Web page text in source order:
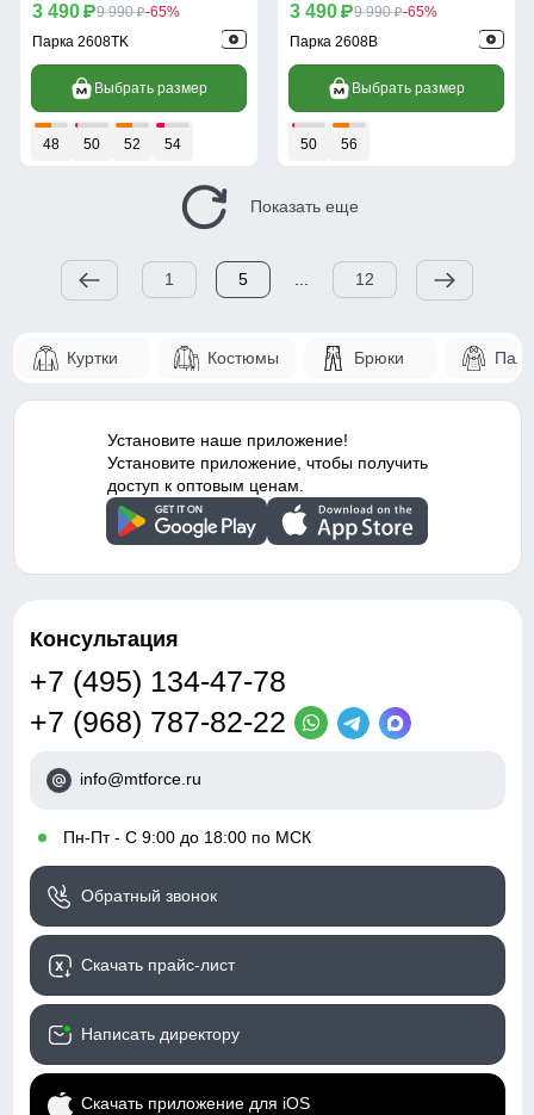
3 490 p9 990 p-65%
Парка 2608TK
Выбрать размер
48 50 52 54
3 490 p9 990 p-65%
Парка 2608B
Выбрать размер
50 56
Показать еще
1 5 12
Куртки Костюмы Брюки
Установите наше приложение!
Установите приложение, чтобы получить
доступ к оптовым ценам.
Консультация
+7 (495) 134-47-78
+7 (968) 787-82-22
info@mtforce.ru
• Пн-Пт - С 9:00 до 18:00 по МСК
Обратный звонок
Скачать прайс-лист
Написать директору
Скачать приложение для iOS